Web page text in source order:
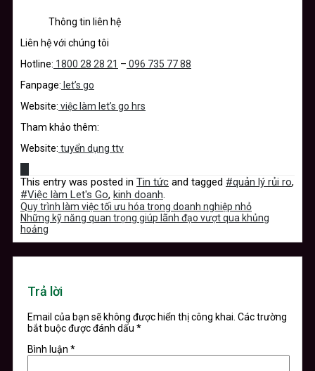
Thông tin liên hệ
Liên hệ với chúng tôi
Hotline: 1800 28 28 21 – 096 735 77 88
Fanpage: let’s go
Website: việc làm let’s go hrs
Tham khảo thêm:
Website: tuyển dụng ttv
This entry was posted in Tin tức and tagged #quản lý rủi ro,
#Việc làm Let's Go, kinh doanh.
Quy trình làm việc tối ưu hóa trong doanh nghiệp nhỏ
Những kỹ năng quan trọng giúp lãnh đạo vượt qua khủng
hoảng
Trả lời
Email của bạn sẽ không được hiển thị công khai. Các trường
bắt buộc được đánh dấu *
Bình luận *